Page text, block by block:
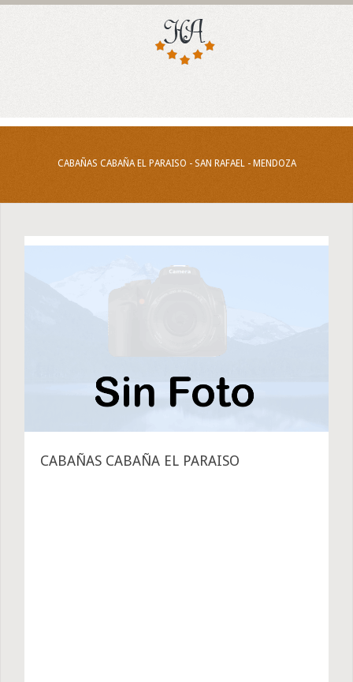
CABAÑAS CABAÑA EL PARAISO - SAN RAFAEL - MENDOZA
CABAÑAS CABAÑA EL PARAISO